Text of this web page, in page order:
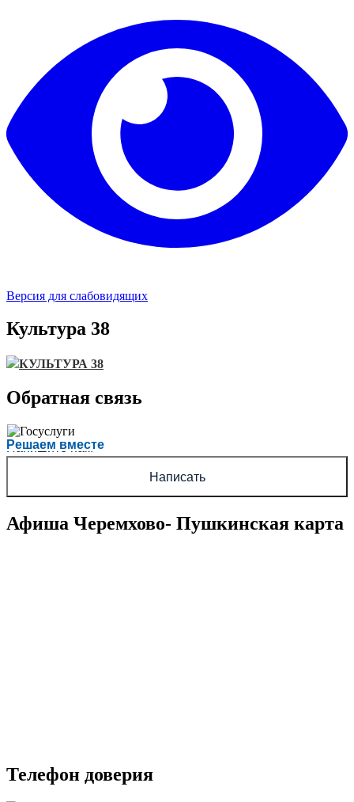
Версия для слабовидящих
Культура 38
КУЛЬТУРА 38
Обратная связь
Решаем вместе
Есть вопрос?
Напишите нам
Написать
Афиша Черемхово- Пушкинская карта
Телефон доверия